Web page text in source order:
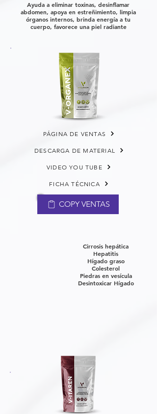
Ayuda a eliminar toxinas, desinflamar
abdomen, apoya en estreñimiento, limpia
órganos internos, brinda energía a tu
cuerpo, favorece una piel radiante
PÁGINA DE VENTAS
DESCARGA DE MATERIAL
VIDEO YOU TUBE
FICHA TÉCNICA
COPY VENTAS
Cirrosis hepática
Hepatitis
Hígado graso
Colesterol
Piedras en vesícula
Desintoxicar Hígado